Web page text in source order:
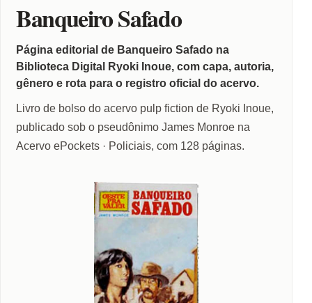
Banqueiro Safado
Página editorial de Banqueiro Safado na
Biblioteca Digital Ryoki Inoue, com capa, autoria,
gênero e rota para o registro oficial do acervo.
Livro de bolso do acervo pulp fiction de Ryoki Inoue,
publicado sob o pseudônimo James Monroe na
Acervo ePockets · Policiais, com 128 páginas.